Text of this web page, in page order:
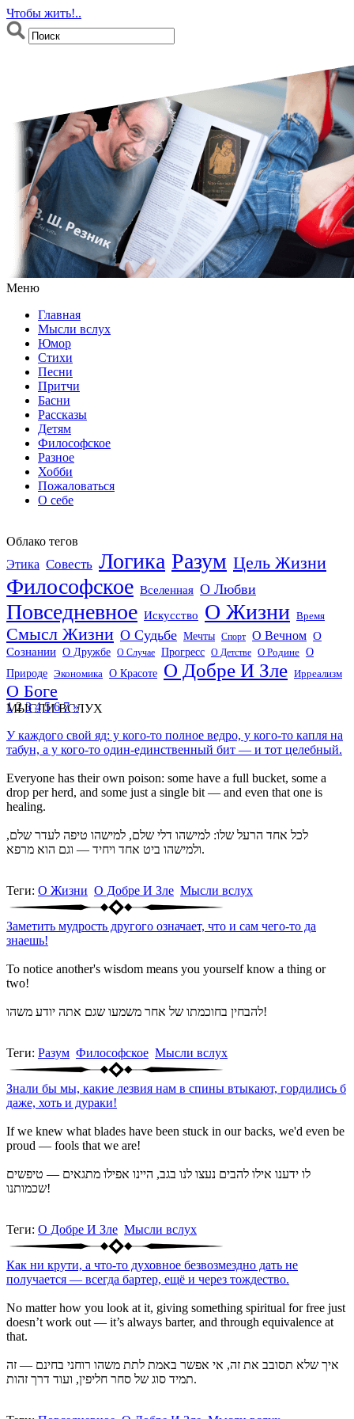
Чтобы жить!..
Меню
Главная
Мысли вслух
Юмор
Стихи
Песни
Притчи
Басни
Рассказы
Детям
Философское
Разное
Хобби
Пожаловаться
О себе
Облако тегов
Этика Совесть Логика Разум Цель Жизни
Философское Вселенная О Любви
Повседневное Искусство О Жизни Время
Смысл Жизни О Судьбе Мечты Спорт О Вечном О
Сознании О Дружбе О Случае Прогресс О Детстве О Родине О
Природе Экономика О Красоте О Добре И Зле Ирреализм
О Боге
МЫСЛИ ВСЛУХ
1 2 3 4 5 6 7 »
У каждого свой яд: у кого-то полное ведро, у кого-то капля на
табун, а у кого-то один-единственный бит — и тот целебный.
Everyone has their own poison: some have a full bucket, some a
drop per herd, and some just a single bit — and even that one is
healing.
לכל אחד הרעל שלו: למישהו דלי שלם, למישהו טיפה לעדר שלם,
ולמישהו ביט אחד ויחיד — וגם הוא מרפא.
Теги: О Жизни О Добре И Зле Мысли вслух
Заметить мудрость другого означает, что и сам чего-то да
знаешь!
To notice another's wisdom means you yourself know a thing or
two!
להבחין בחוכמתו של אחר משמעו שגם אתה יודע משהו!
Теги: Разум Философское Мысли вслух
Знали бы мы, какие лезвия нам в спины втыкают, гордились б
даже, хоть и дураки!
If we knew what blades have been stuck in our backs, we'd even be
proud — fools that we are!
לו ידענו אילו להבים נעצו לנו בגב, היינו אפילו מתגאים — טיפשים
שכמותנו!
Теги: О Добре И Зле Мысли вслух
Как ни крути, а что-то духовное безвозмездно дать не
получается — всегда бартер, ещё и через тождество.
No matter how you look at it, giving something spiritual for free just
doesn’t work out — it’s always barter, and through equivalence at
that.
איך שלא תסובב את זה, אי אפשר באמת לתת משהו רוחני בחינם — זה
תמיד סוג של סחר חליפין, ועוד דרך זהות.